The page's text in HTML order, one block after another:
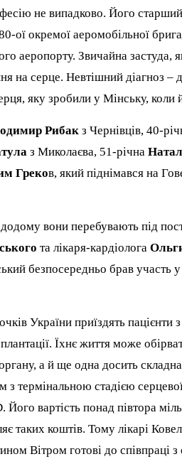
не випадково. Його
окремої аеромобільної
аеропорту. Звичайна застуда,
на серце. Невтішний діагноз –
яку зробили у Мінську,
Рибак з Чернівців, 40-
з Миколаєва, 51-річна
Греков, який піднімався на
вони перебувають під
та лікаря-кардіолога
безпосередньо брав участь
України приїздять пацієнти
Їхнє життя може
а й ще одна досить складна
з термінальною стадією
вартість понад півтора
таких коштів. Тому лікарі
Вітром готові до співпраці